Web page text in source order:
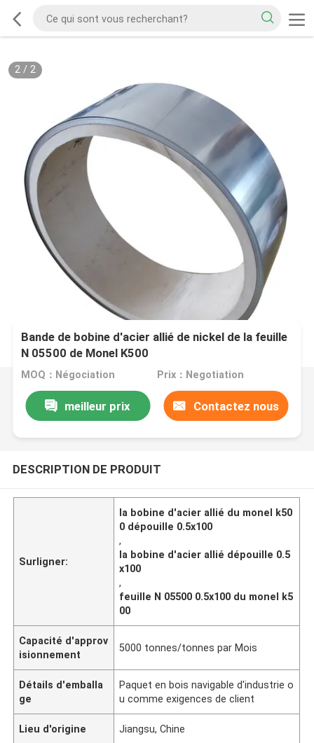
2/ 2
Bande de bobine d'acier allié de nickel de la feuille
N 05500 de Monel K500
MOQ：Négociation Prix：Negotiation
meilleur prix Contactez nous
DESCRIPTION DE PRODUIT
Surligner:
la bobine d'acier allié du monel k50
0 dépouille 0.5x100
,
la bobine d'acier allié dépouille 0.5
x100
,
feuille N 05500 0.5x100 du monel k5
00
Capacité d'approv
isionnement
5000 tonnes/tonnes par Mois
Détails d'emballa
ge
Paquet en bois navigable d'industrie o
u comme exigences de client
Lieu d'origine Jiangsu, Chine